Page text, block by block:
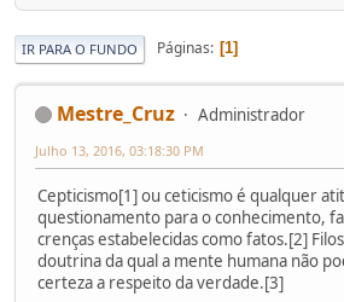
IR PARA O FUNDO Páginas 1
Mestre_Cruz Administrador
Julho 13, 2016, 03:18:30 PM
Cepticismo[1] ou ceticismo é qualquer
questionamento para o conhecimento,
crenças estabelecidas como fatos.[2]
doutrina da qual a mente humana não
certeza a respeito da verdade.[3]